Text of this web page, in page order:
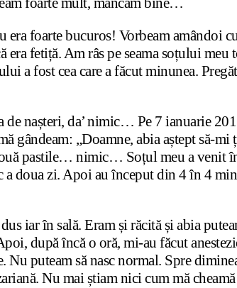
foarte bucuros! Vorbeam amândoi
fetiță. Am râs pe seama soțului meu
a fost cea care a făcut minunea.
nașteri, da’ nimic… Pe 7 ianuarie
„Doamne, abia aștept să-mi
pastile… nimic… Soțul meu a venit
doua zi. Apoi au început din 4 în 4
iar în sală. Eram și răcită și abia
după încă o oră, mi-au făcut
puteam să nasc normal. Spre
Nu mai știam nici cum mă